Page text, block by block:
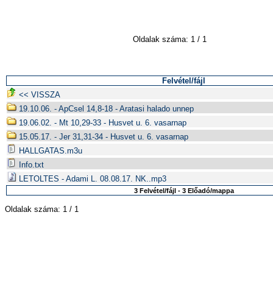
Oldalak száma: 1 / 1
Felvétel/fájl
<< VISSZA
19.10.06. - ApCsel 14,8-18 - Aratasi halado unnep
19.06.02. - Mt 10,29-33 - Husvet u. 6. vasarnap
15.05.17. - Jer 31,31-34 - Husvet u. 6. vasarnap
HALLGATAS.m3u
Info.txt
LETOLTES - Adami L. 08.08.17. NK..mp3
3 Felvétel/fájl - 3 Előadó/mappa
Oldalak száma: 1 / 1